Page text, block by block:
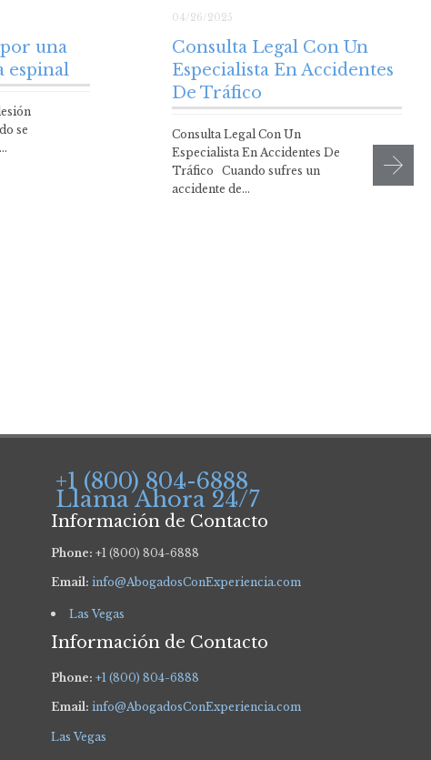
una
espinal
se
04/26/2025
Consulta Legal Con Un
Especialista En Accidentes
De Tráfico
Consulta Legal Con Un
Especialista En Accidentes De
Tráfico Cuando sufres un
accidente de…
+1 (800) 804-6888
Llama Ahora 24/7
Información de Contacto
Phone: +1 (800) 804-6888
Email: info@AbogadosConExperiencia.com
Las Vegas
Información de Contacto
Phone: +1 (800) 804-6888
Email: info@AbogadosConExperiencia.com
Las Vegas